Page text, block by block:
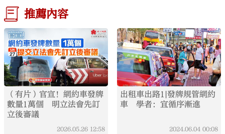
推薦內容
（有片）官宣！網約車發牌
數量1萬個 明立法會先訂
立後審議
2026.05.26 12:58
出租車出路1|發牌規管網約
車 學者：宜循序漸進
2024.06.04 00:08